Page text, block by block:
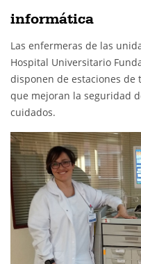
informática
Las enfermeras de las
Hospital Universitario
disponen de estaciones
que mejoran la seguridad
cuidados.